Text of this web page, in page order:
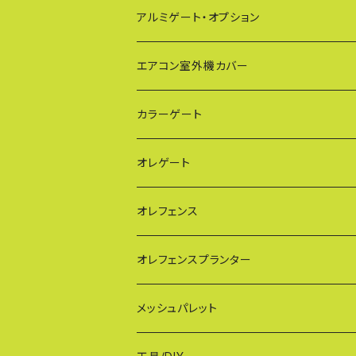
EXG（傾斜地対応アルミゲート）
PXG（EXG廉価版/傾斜地対応アルミゲート）
BXGシリーズ（傾斜地対応/家庭用アルミゲー
FXG（一輪/傾斜地対応アルミゲート）
HXG（傾斜地対応アルミゲート）
AXG（パネル兼用タイプ）
MXG（最高級 パネル兼用タイプ）
アルミゲート・オプション
エアコン室外機カバー
通常サイズ KB90
大型サイズ KB93
特大サイズ KB108
奥行ワイド KB114
シンプルモデル KB90-PT
カラーゲート
QXGシリーズ（ご家庭用）
SXGシリーズ(ご家庭用/ペットゲート)
VXGシリーズ（ご家庭用）
WXGシリーズ（ご家庭用）
オレゲート
オレフェンス
幅60cmタイプ
幅90cmタイプ
オレフェンスプランター
メッシュパレット